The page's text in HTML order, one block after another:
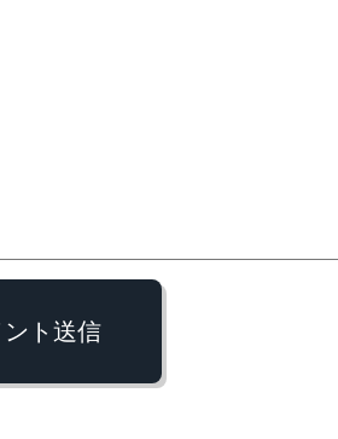
ト送信